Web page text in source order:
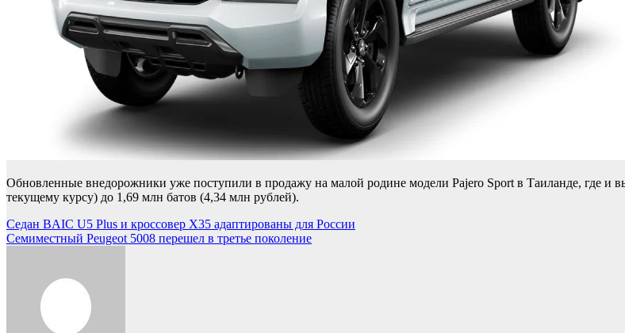
Обновленные внедорожники уже поступили в продажу на малой родине модели Pajero Sport в Таиланде, где
текущему курсу) до 1,69 млн батов (4,34 млн рублей).
Навигация
по
Седан BAIC U5 Plus и кроссовер X35 адаптированы для России
Семиместный Peugeot 5008 перешел в третье поколение